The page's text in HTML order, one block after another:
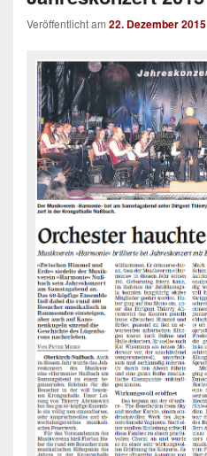
Veröffentlicht am 22. Dezember 2015